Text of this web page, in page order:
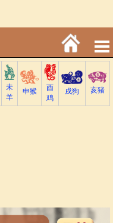
未
羊
申猴
酉
鸡
戌狗 亥猪